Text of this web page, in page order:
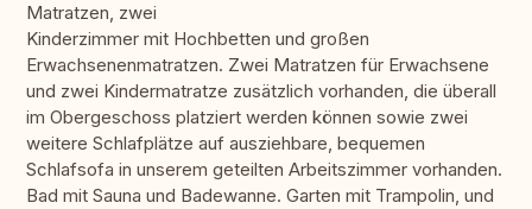
Matratzen, zwei
Kinderzimmer mit Hochbetten und großen
Erwachsenenmatratzen. Zwei Matratzen für Erwachsene
und zwei Kindermatratze zusätzlich vorhanden, die überall
im Obergeschoss platziert werden können sowie zwei
weitere Schlafplätze auf ausziehbare, bequemen
Schlafsofa in unserem geteilten Arbeitszimmer vorhanden.
Bad mit Sauna und Badewanne. Garten mit Trampolin, und